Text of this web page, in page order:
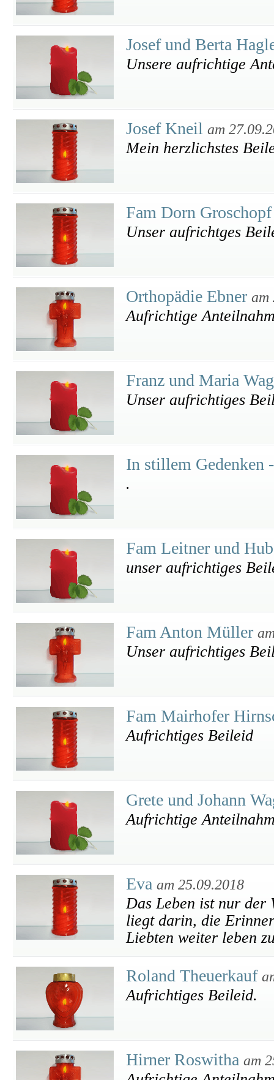
Josef und Berta
Unsere aufrichtige
Josef Kneil am
Mein herzlichstes
Fam Dorn
Unser aufrichtges
Orthopädie Ebner am
Aufrichtige
Franz und Maria
Unser aufrichtiges
In stillem
.
Fam Leitner und
unser aufrichtiges
Fam Anton Müller
Unser aufrichtiges
Fam Mairhofer
Aufrichtiges Beileid
Grete und Johann
Aufrichtige
Eva am 25.09.2018
Das Leben ist nur der
liegt darin, die
Liebten weiter leben
Roland Theuerkauf
Aufrichtiges Beileid.
Hirner Roswitha am